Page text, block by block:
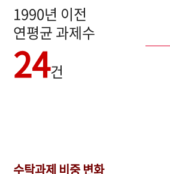
1990년 이전
연평균 과제수
24건
수탁과제 비중 변화